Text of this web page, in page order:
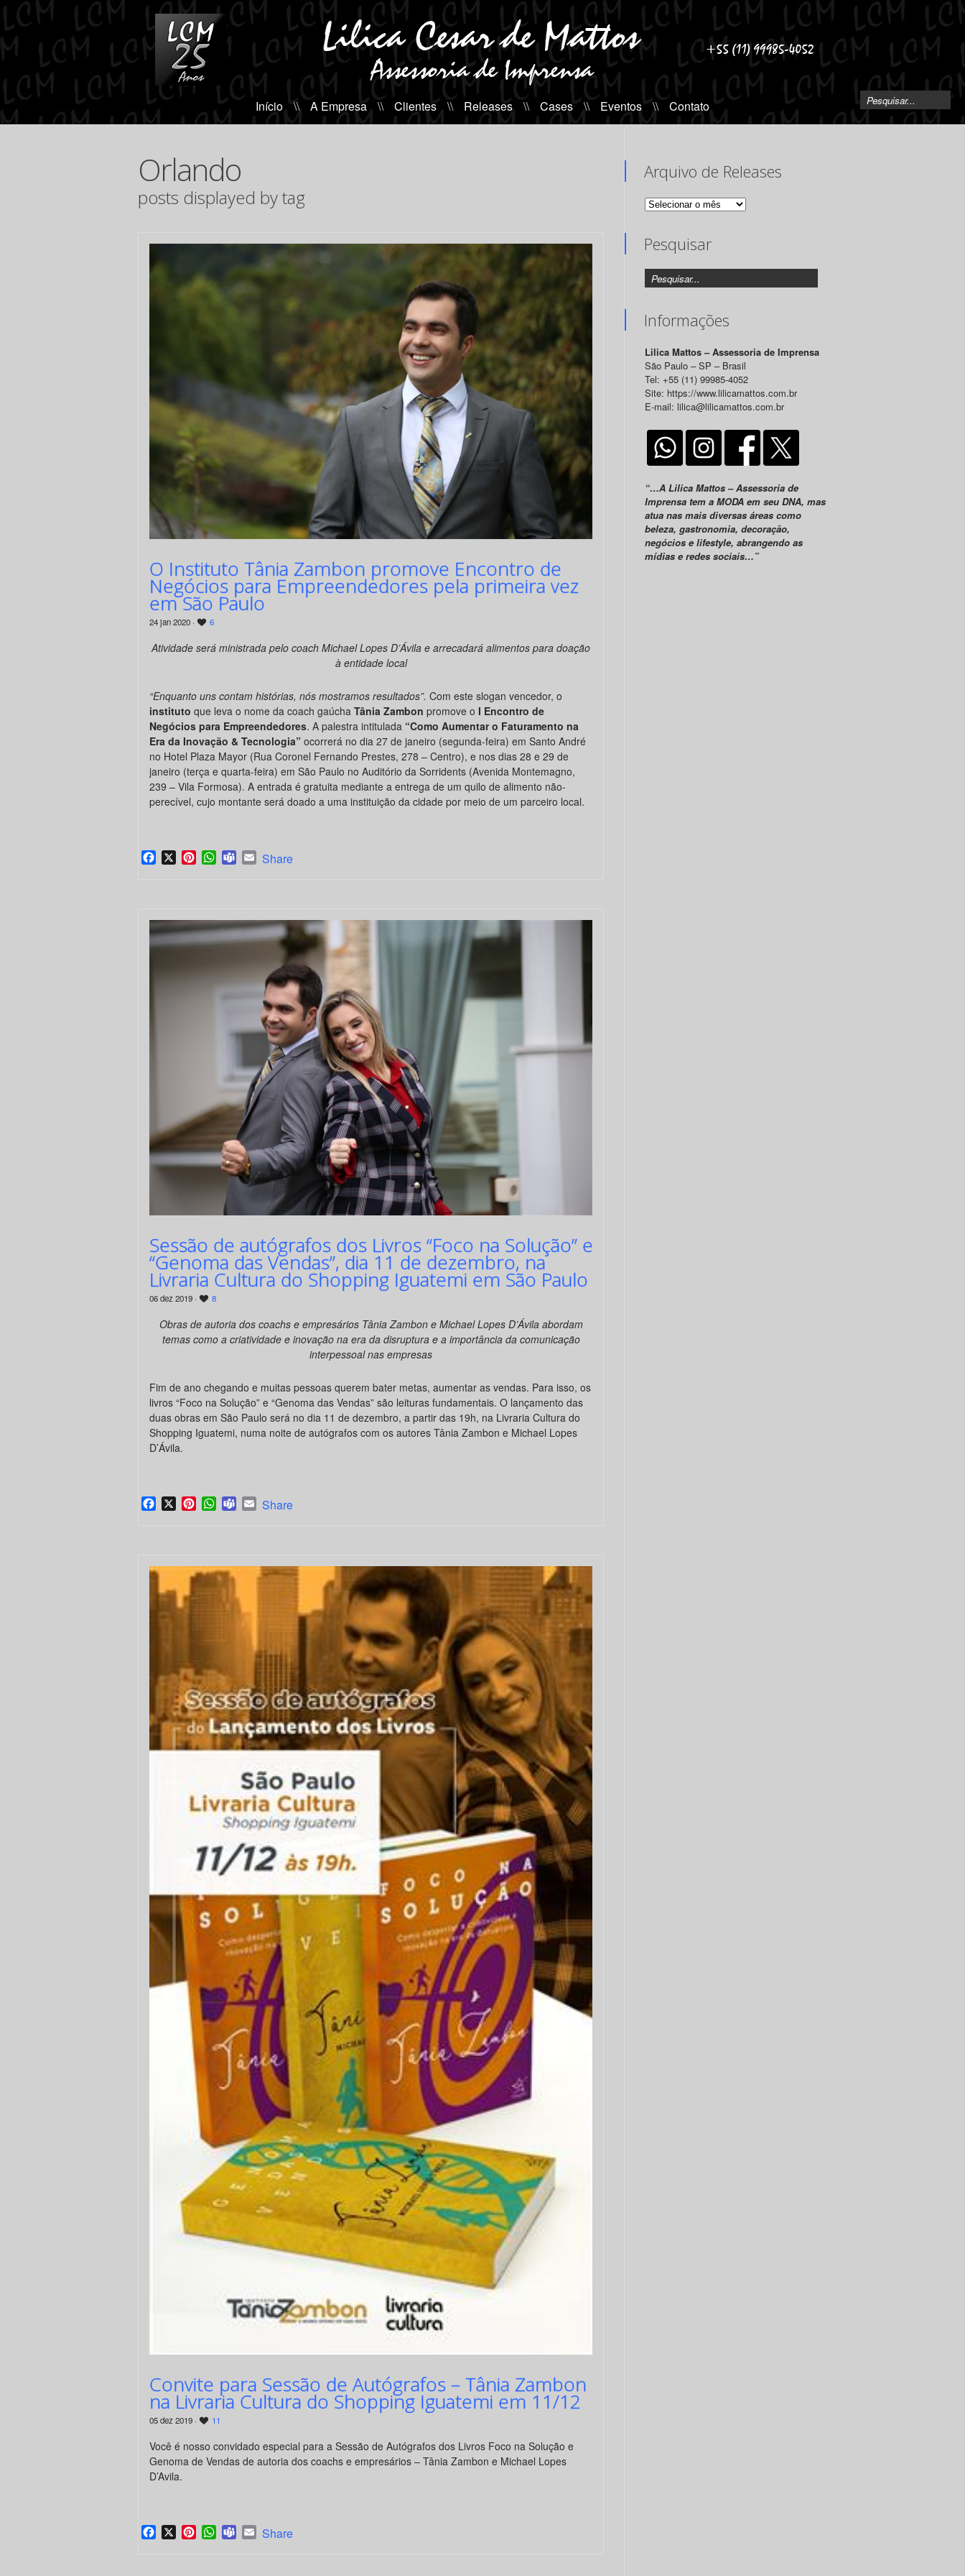
Início \\ A Empresa \\ Clientes \\ Releases \\ Cases \\ Eventos \\ Contato
Orlando
posts displayed by tag
O Instituto Tânia Zambon promove Encontro de
Negócios para Empreendedores pela primeira vez
em São Paulo
24 jan 2020 · 6
Atividade será ministrada pelo coach Michael Lopes D’Ávila e arrecadará alimentos para doação
à entidade local
“Enquanto uns contam histórias, nós mostramos resultados”. Com este slogan vencedor, o
instituto que leva o nome da coach gaúcha Tânia Zambon promove o I Encontro de
Negócios para Empreendedores. A palestra intitulada “Como Aumentar o Faturamento na
Era da Inovação & Tecnologia” ocorrerá no dia 27 de janeiro (segunda-feira) em Santo André
no Hotel Plaza Mayor (Rua Coronel Fernando Prestes, 278 – Centro), e nos dias 28 e 29 de
janeiro (terça e quarta-feira) em São Paulo no Auditório da Sorridents (Avenida Montemagno,
239 – Vila Formosa). A entrada é gratuita mediante a entrega de um quilo de alimento não-
perecível, cujo montante será doado a uma instituição da cidade por meio de um parceiro local.
Facebook
X PinterestWhatsApp
TeamsEmail
Share
Sessão de autógrafos dos Livros “Foco na Solução” e
“Genoma das Vendas”, dia 11 de dezembro, na
Livraria Cultura do Shopping Iguatemi em São Paulo
06 dez 2019 · 8
Obras de autoria dos coachs e empresários Tânia Zambon e Michael Lopes D’Ávila abordam
temas como a criatividade e inovação na era da disruptura e a importância da comunicação
interpessoal nas empresas
Fim de ano chegando e muitas pessoas querem bater metas, aumentar as vendas. Para isso, os
livros “Foco na Solução” e “Genoma das Vendas” são leituras fundamentais. O lançamento das
duas obras em São Paulo será no dia 11 de dezembro, a partir das 19h, na Livraria Cultura do
Shopping Iguatemi, numa noite de autógrafos com os autores Tânia Zambon e Michael Lopes
D’Ávila.
Facebook
X PinterestWhatsApp
TeamsEmail
Share
Convite para Sessão de Autógrafos – Tânia Zambon
na Livraria Cultura do Shopping Iguatemi em 11/12
05 dez 2019 · 11
Você é nosso convidado especial para a Sessão de Autógrafos dos Livros Foco na Solução e
Genoma de Vendas de autoria dos coachs e empresários – Tânia Zambon e Michael Lopes
D’Avila.
Facebook
X PinterestWhatsApp
TeamsEmail
Share
Arquivo de Releases
Arquivo
Pesquisar
Informações
Lilica Mattos – Assessoria de Imprensa
São Paulo – SP – Brasil
Tel: +55 (11) 99985-4052
Site: https://www.lilicamattos.com.br
E-mail: lilica@lilicamattos.com.br
“…A Lilica Mattos – Assessoria de
Imprensa tem a MODA em seu DNA, mas
atua nas mais diversas áreas como
beleza, gastronomia, decoração,
negócios e lifestyle, abrangendo as
mídias e redes sociais…”